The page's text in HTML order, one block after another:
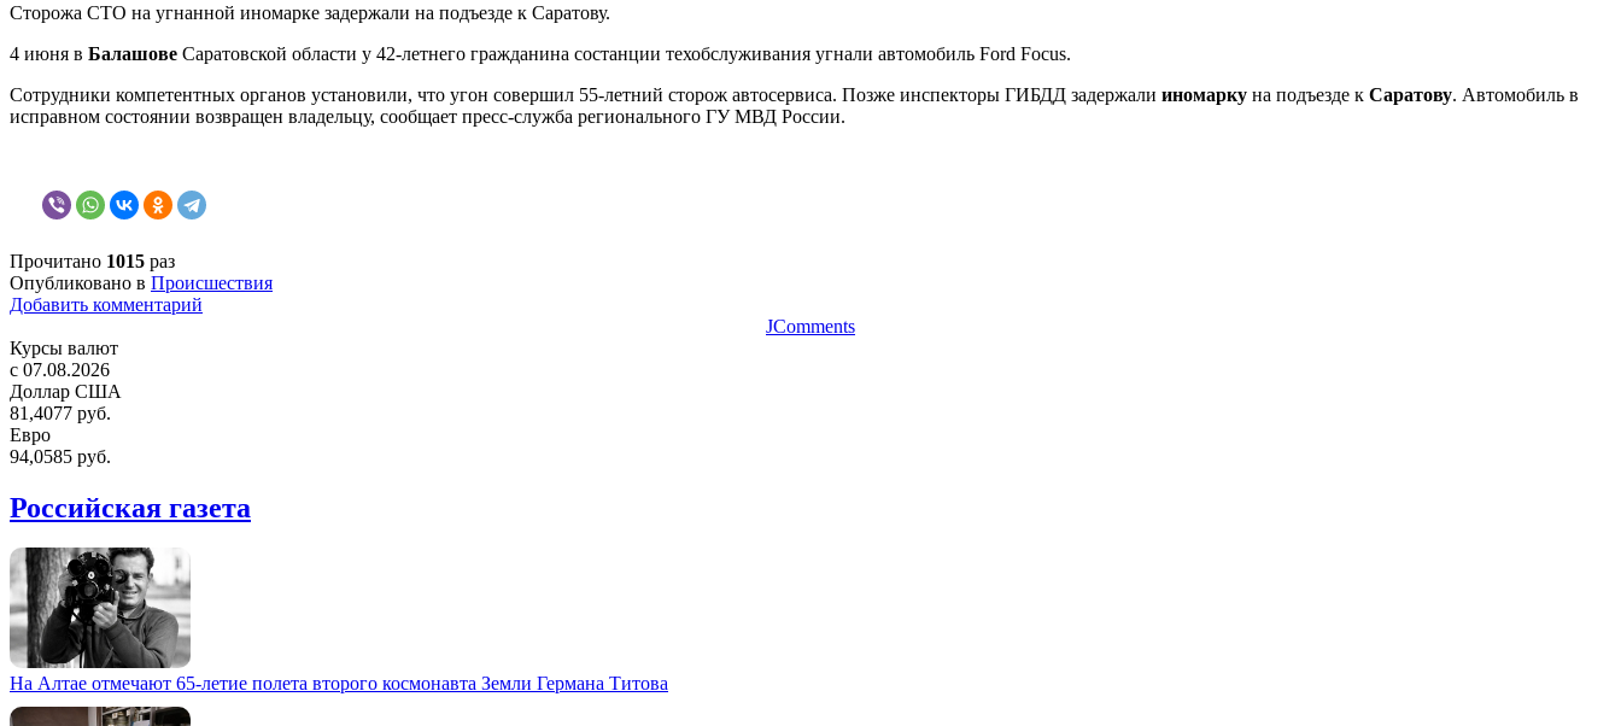
Сторожа СТО на угнанной иномарке задержали на подъезде к Саратову.
4 июня в Балашове Саратовской области у 42-летнего гражданина состанции техобслуживания угнали автомобиль Ford Focus.
Сотрудники компетентных органов установили, что угон совершил 55-летний сторож автосервиса. Позже инспекторы ГИБДД задержали иномарку на подъезде к Саратову. Автомобиль в
исправном состоянии возвращен владельцу, сообщает пресс-служба регионального ГУ МВД России.
Прочитано 1015 раз
Опубликовано в Происшествия
Добавить комментарий
JComments
Курсы валют
c 07.08.2026
Доллар США
81,4077 руб.
Евро
94,0585 руб.
Российская газета
На Алтае отмечают 65-летие полета второго космонавта Земли Германа Титова